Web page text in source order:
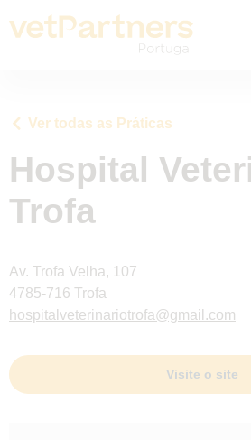
Ver todas as Práticas
Hospital
Trofa
Av. Trofa Velha, 107
4785-716 Trofa
hospitalveterinariotrofa@gmail.com
Visite o site